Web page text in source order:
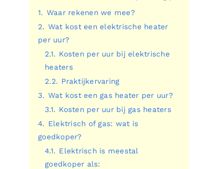
1. Waar rekenen we mee?
2. Wat kost een elektrische heater
per uur?
2.1. Kosten per uur bij elektrische
heaters
2.2. Praktijkervaring
3. Wat kost een gas heater per uur?
3.1. Kosten per uur bij gas heaters
4. Elektrisch of gas: wat is
goedkoper?
4.1. Elektrisch is meestal
goedkoper als: